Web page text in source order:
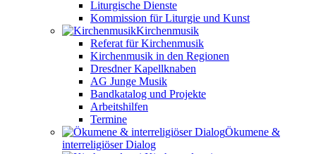
Liturgische Dienste
Kommission für Liturgie und Kunst
Kirchenmusik
Referat für Kirchenmusik
Kirchenmusik in den Regionen
Dresdner Kapellknaben
AG Junge Musik
Bandkatalog und Projekte
Arbeitshilfen
Termine
Ökumene &
interreligiöser Dialog